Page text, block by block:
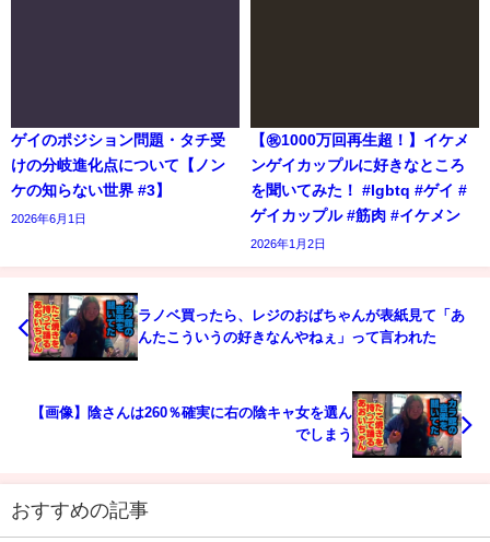
ゲイのポジション問題・タチ受
けの分岐進化点について【ノン
ケの知らない世界 #3】
2026年6月1日
【㊗️1000万回再生超！】イケメ
ンゲイカップルに好きなところ
を聞いてみた！ #lgbtq #ゲイ #
ゲイカップル #筋肉 #イケメン
2026年1月2日
ラノベ買ったら、レジのおばちゃんが表紙見て「あ
んたこういうの好きなんやねぇ」って言われた
【画像】陰さんは260％確実に右の陰キャ女を選ん
でしまう
おすすめの記事